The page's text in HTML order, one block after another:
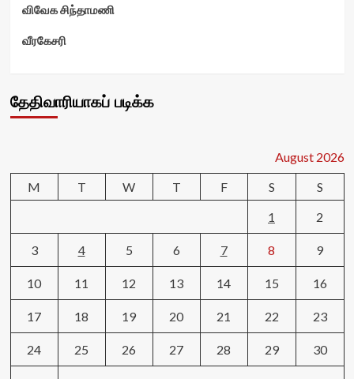
விவேக சிந்தாமணி
வீரகேசரி
தேதிவாரியாகப் படிக்க
August 2026
M
T W T F S
S
1
2
3 4 5 6 7 8 9
10 11 12 13 14 15 16
17 18 19 20 21 22 23
24 25 26 27 28 29 30